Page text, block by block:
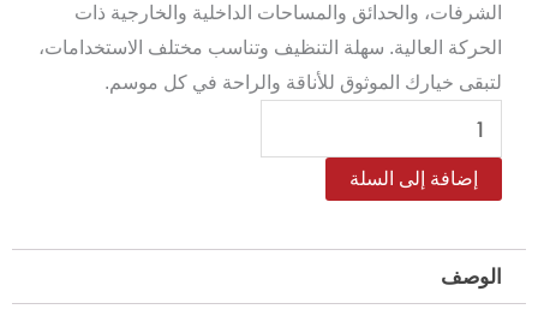
الشرفات، والحدائق والمساحات الداخلية والخارجية ذات
الحركة العالية. سهلة التنظيف وتناسب مختلف الاستخدامات،
لتبقى خيارك الموثوق للأناقة والراحة في كل موسم.
كمية
دعاسة
باب
–
أرضية
إضافة إلى السلة
الوصف